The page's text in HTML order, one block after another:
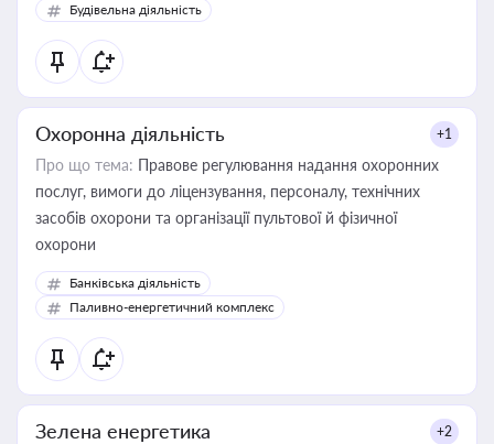
Будівельна діяльність
Охоронна діяльність +1
Про що тема: Правове регулювання надання охоронних
послуг, вимоги до ліцензування, персоналу, технічних
засобів охорони та організації пультової й фізичної
охорони
Банківська діяльність
Паливно-енергетичний комплекс
Зелена енергетика +2